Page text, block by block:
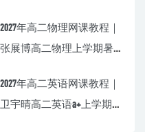
2027年高二物理网课教程｜
张展博高二物理上学期暑
2027年高二英语网课教程｜
卫宇晴高二英语a+上学期